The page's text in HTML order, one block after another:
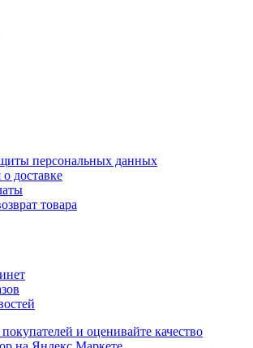
персональных данных
доставке
товара